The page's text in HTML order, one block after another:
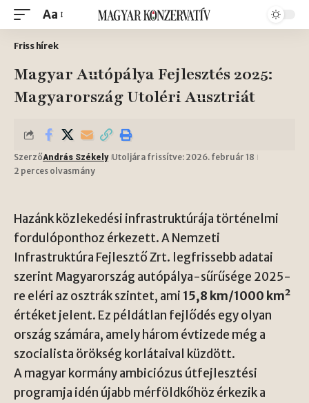
Aa
Friss hírek
Magyar Autópálya Fejlesztés 2025:
Magyarország Utoléri Ausztriát
SzerzőAndrás Székely Utoljára frissítve: 2026. február 18
2 perces olvasmány
Hazánk közlekedési infrastruktúrája történelmi
fordulóponthoz érkezett. A Nemzeti
Infrastruktúra Fejlesztő Zrt. legfrissebb adatai
szerint Magyarország autópálya-sűrűsége 2025-
re eléri az osztrák szintet, ami 15,8 km/1000 km²
értéket jelent. Ez példátlan fejlődés egy olyan
ország számára, amely három évtizede még a
szocialista örökség korlátaival küzdött.
A magyar kormány ambiciózus útfejlesztési
programja idén újabb mérföldkőhöz érkezik a